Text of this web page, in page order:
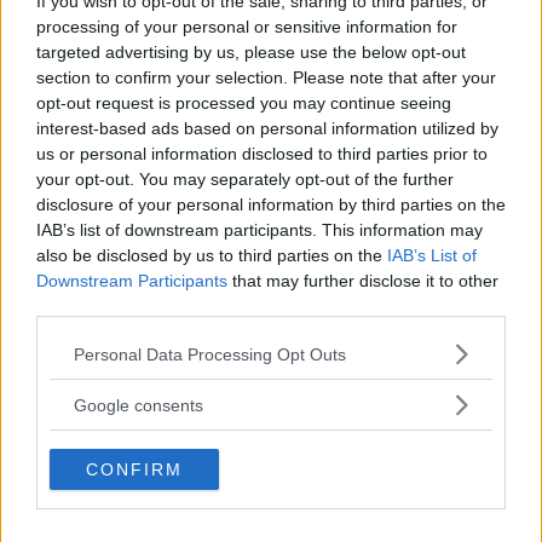
processing of your personal or sensitive information for
targeted advertising by us, please use the below opt-out
section to confirm your selection. Please note that after your
opt-out request is processed you may continue seeing
interest-based ads based on personal information utilized by
us or personal information disclosed to third parties prior to
your opt-out. You may separately opt-out of the further
disclosure of your personal information by third parties on the
IAB’s list of downstream participants. This information may
also be disclosed by us to third parties on the IAB’s List of
Downstream Participants that may further disclose it to other
Please note that this website/app uses one or more Google
not limited to your visit or usage behaviour. You may click to
use your data for below specified purposes in below Google
consent section.
Personal Data Processing Opt Outs
Google consents
CONFIRM
Läs Frias efterträdare!
Syreär Sveriges enda gröna dagstidning som
finns både digitalt och i tryck.
Bland damerna är Justine Henin-Hardenne tillbaka
efter ett långt skadeuppehåll. Belgiskan spelade ju
nyligen hem guldet i OS och tycks redan hittat
formen. Men hon kan vänta sig tufft motstånd - inte
bara av amerikanskorna Serena Williams och Lindsay
Davenport utan också av ett koppel ryskor med
världstopp domineras just nu av Ryssland med inte
mindre än fem unga damer på 10-bästalistan.